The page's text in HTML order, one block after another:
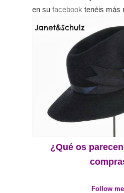
en su facebook tenéis más
¿Qué os
Follow